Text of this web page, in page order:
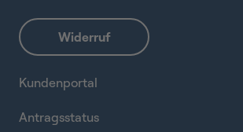
Kundenportal
Antragsstatus